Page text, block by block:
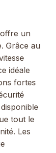
un
Grâce au
idéale
fortes
tout le
Les